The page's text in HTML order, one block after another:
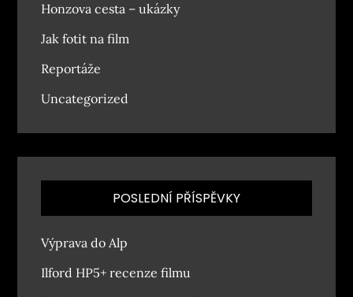
Honzova cesta – ukázky
Jak fotit na film
Reportáže
Uncategorized
POSLEDNÍ PŘÍSPĚVKY
Výprava do Alp
Ilford HP5+ recenze filmu